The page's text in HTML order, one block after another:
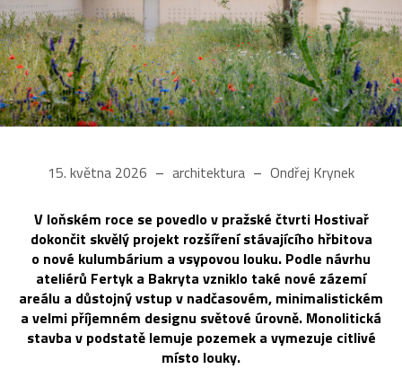
15. května 2026 architektura Ondřej Krynek
V loňském roce se povedlo v pražské čtvrti Hostivař
dokončit skvělý projekt rozšíření stávajícího hřbitova
o nové kulumbárium a vsypovou louku. Podle návrhu
ateliérů Fertyk a Bakryta vzniklo také nové zázemí
areálu a důstojný vstup v nadčasovém, minimalistickém
a velmi příjemném designu světové úrovně. Monolitická
stavba v podstatě lemuje pozemek a vymezuje citlivé
místo louky.